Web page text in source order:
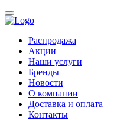
Распродажа
Акции
Наши услуги
Бренды
Новости
О компании
Доставка и оплата
Контакты